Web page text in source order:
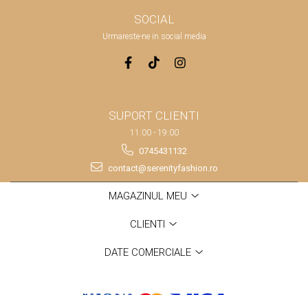
SOCIAL
Urmareste-ne in social media
SUPORT CLIENTI
11:00 - 19:00
0745431132
contact@serenityfashion.ro
MAGAZINUL MEU
CLIENTI
DATE COMERCIALE